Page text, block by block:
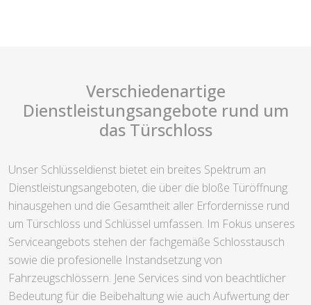
Verschiedenartige
Dienstleistungsangebote rund um
das Türschloss
Unser Schlüsseldienst bietet ein breites Spektrum an
Dienstleistungsangeboten, die über die bloße Türöffnung
hinausgehen und die Gesamtheit aller Erfordernisse rund
um Türschloss und Schlüssel umfassen. Im Fokus unseres
Serviceangebots stehen der fachgemäße Schlosstausch
sowie die profesionelle Instandsetzung von
Fahrzeugschlössern. Jene Services sind von beachtlicher
Bedeutung für die Beibehaltung wie auch Aufwertung der